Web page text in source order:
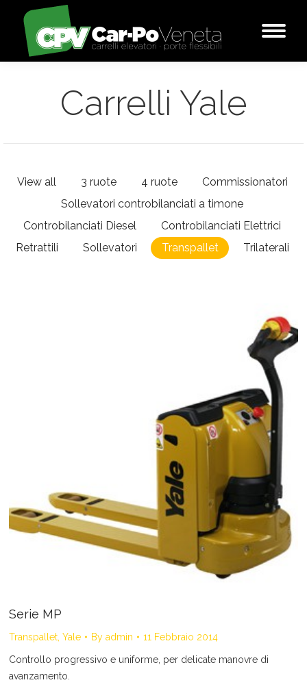
Carrelli Yale
View all 3 ruote 4 ruote
Commissionatori
Sollevatori controbilanciati a timone
Controbilanciati Diesel
Controbilanciati Elettrici
Retrattili
Sollevatori Transpallet Trilaterali
Serie MP
Transpallet, Yale By admin 11 Febbraio 2014
Controllo progressivo e uniforme, per delicate manovre di
avanzamento.